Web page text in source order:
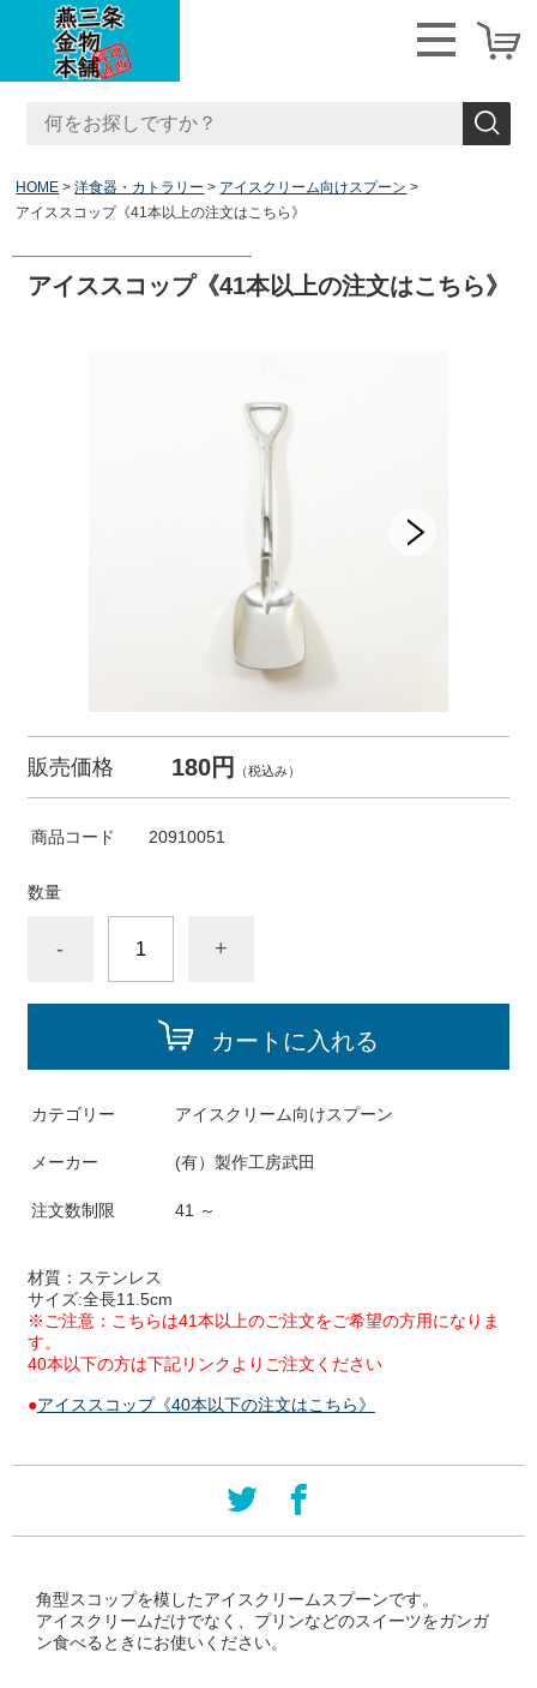
HOME 洋食器・カトラリー
アイスクリーム向けスプーン
アイススコップ《41本以上の注文はこちら》
アイススコップ《41本以上の注文はこちら》
販売価格 180円 （税込み）
商品コード 20910051
数量
- +
カートに入れる
カテゴリー アイスクリーム向けスプーン
メーカー (有）製作工房武田
注文数制限 41 ～
材質：ステンレス
サイズ:全長11.5cm
※ご注意：こちらは41本以上のご注文をご希望の方用になりま
す。
40本以下の方は下記リンクよりご注文ください
●アイススコップ《40本以下の注文はこちら》
角型スコップを模したアイスクリームスプーンです。
アイスクリームだけでなく、プリンなどのスイーツをガンガ
ン食べるときにお使いください。